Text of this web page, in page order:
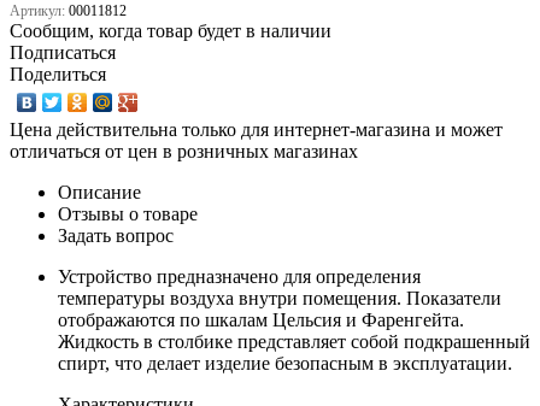
Артикул: 00011812
Сообщим, когда товар будет в наличии
Подписаться
Поделиться
Цена действительна только для интернет-магазина и может
отличаться от цен в розничных магазинах
Описание
Отзывы о товаре
Задать вопрос
Устройство предназначено для определения
температуры воздуха внутри помещения. Показатели
отображаются по шкалам Цельсия и Фаренгейта.
Жидкость в столбике представляет собой подкрашенный
спирт, что делает изделие безопасным в эксплуатации.